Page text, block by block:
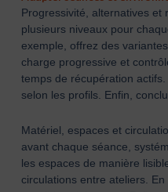
Progressivité, alternatives et
plusieurs niveaux pour
exemple, offrez des
charge progressive et
temps de récupération
selon les profils. Enfin,
Matériel, espaces et
avant chaque séance,
les espaces de manière
circulations entre ateliers.